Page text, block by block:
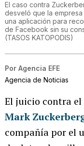
El caso contra
desveló que la
una aplicación para
de Facebook sin su
(TASOS KATOPODIS)
Por Agencia EFE
Agencia de Noticias
El juicio contra
Mark
compañía por el